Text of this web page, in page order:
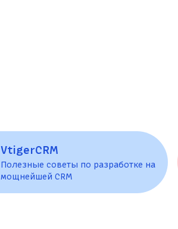
VtigerCRM
Полезные советы по разработке на
мощнейшей CRM